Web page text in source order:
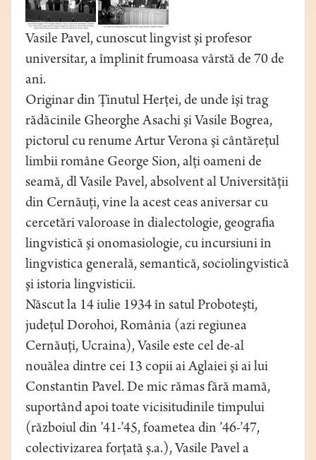
Vasile Pavel, cunoscut lingvist şi profesor
universitar, a împlinit frumoasa vârstă de 70 de
ani.
Originar din Ţinutul Herţei, de unde îşi trag
rădăcinile Gheorghe Asachi şi Vasile Bogrea,
pictorul cu renume Artur Verona şi cântăreţul
limbii române George Sion, alţi oameni de
seamă, dl Vasile Pavel, absolvent al Universităţii
din Cernăuţi, vine la acest ceas aniversar cu
cercetări valoroase în dialectologie, geografia
lingvistică şi onomasiologie, cu incursiuni în
lingvistica generală, semantică, sociolingvistică
şi istoria lingvisticii.
Născut la 14 iulie 1934 în satul Proboteşti,
judeţul Dorohoi, România (azi regiunea
Cernăuţi, Ucraina), Vasile este cel de-al
nouălea dintre cei 13 copii ai Aglaiei şi ai lui
Constantin Pavel. De mic rămas fără mamă,
suportând apoi toate vicisitudinile timpului
(războiul din ’41-’45, foametea din ’46-’47,
colectivizarea forţată ş.a.), Vasile Pavel a